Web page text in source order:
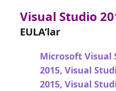
Visual Studio
EULA’lar
Microsoft Visual
2015, Visual
2015, Visual